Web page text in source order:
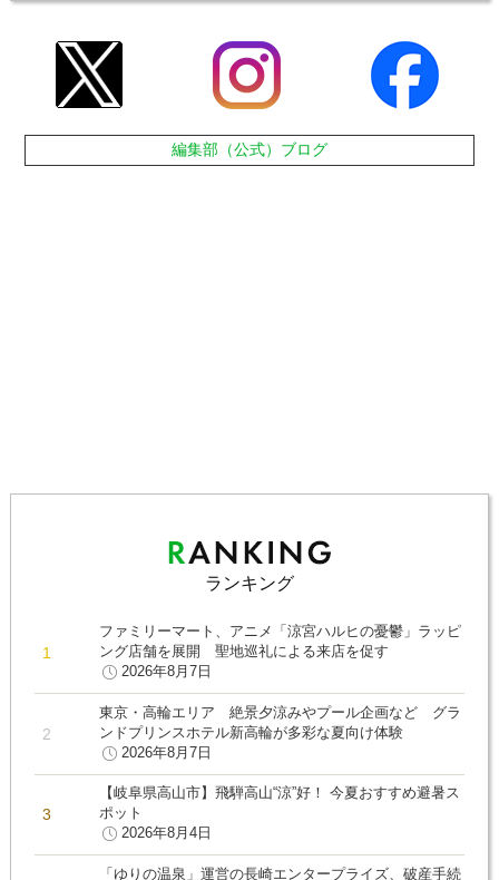
編集部（公式）ブログ
ランキング
ファミリーマート、アニメ「涼宮ハルヒの憂鬱」ラッピ
ング店舗を展開 聖地巡礼による来店を促す
2026年8月7日
東京・高輪エリア 絶景夕涼みやプール企画など グラ
ンドプリンスホテル新高輪が多彩な夏向け体験
2026年8月7日
【岐阜県高山市】飛騨高山“涼”好！ 今夏おすすめ避暑ス
ポット
2026年8月4日
「ゆりの温泉」運営の長崎エンタープライズ、破産手続